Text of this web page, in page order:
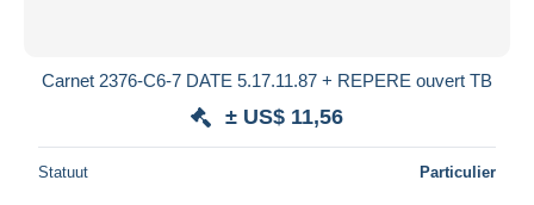
Carnet 2376-C6-7 DATE 5.17.11.87 + REPERE ouvert TB
± US$ 11,56
Statuut Particulier